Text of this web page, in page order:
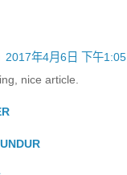
2017年4月6日 下午1:05
nice article.